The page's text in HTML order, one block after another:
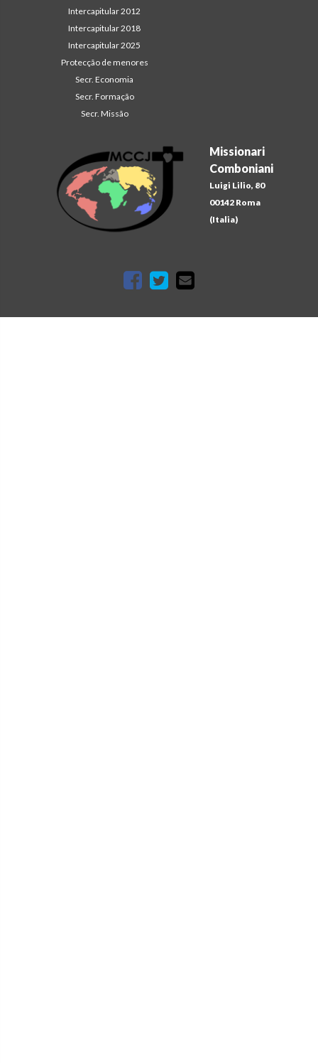
Missionari
Comboniani
Luigi Lilio, 80
00142 Roma
(Italia)
Intercapitular 2012
Intercapitular 2018
Intercapitular 2025
Protecção de menores
Secr. Economia
Secr. Formação
Secr. Missão